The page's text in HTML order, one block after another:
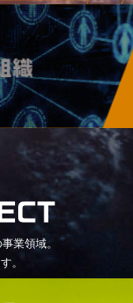
業領域。
。